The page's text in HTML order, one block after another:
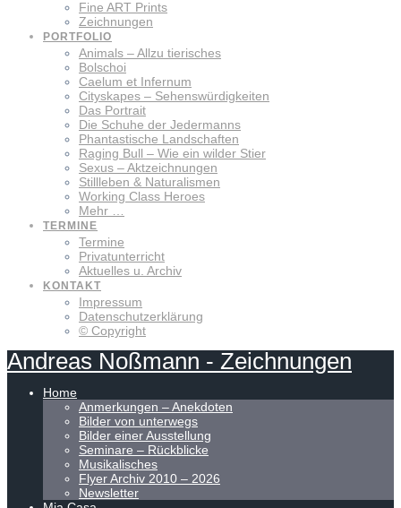
Fine ART Prints
Zeichnungen
PORTFOLIO
Animals – Allzu tierisches
Bolschoi
Caelum et Infernum
Cityskapes – Sehenswürdigkeiten
Das Portrait
Die Schuhe der Jedermanns
Phantastische Landschaften
Raging Bull – Wie ein wilder Stier
Sexus – Aktzeichnungen
Stillleben & Naturalismen
Working Class Heroes
Mehr …
TERMINE
Termine
Privatunterricht
Aktuelles u. Archiv
KONTAKT
Impressum
Datenschutzerklärung
© Copyright
Andreas Noßmann - Zeichnungen
Home
Anmerkungen – Anekdoten
Bilder von unterwegs
Bilder einer Ausstellung
Seminare – Rückblicke
Musikalisches
Flyer Archiv 2010 – 2026
Newsletter